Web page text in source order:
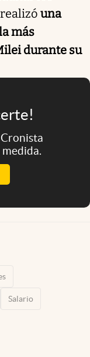
una
más
durante su
Salario